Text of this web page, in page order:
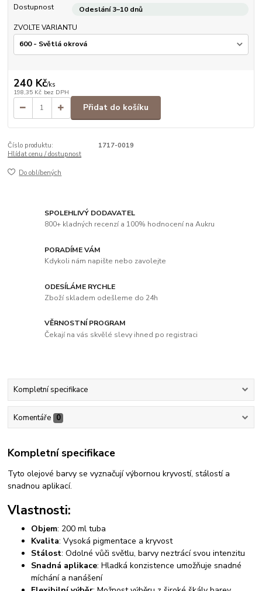
Dostupnost
Odeslání 3–10 dnů
ZVOLTE VARIANTU
240 Kč/ks
198,35 Kč bez DPH
Přidat do košíku
Číslo produktu:
1717-0019
Hlídat cenu / dostupnost
Do oblíbených
SPOLEHLIVÝ DODAVATEL
800+ kladných recenzí a 100% hodnocení na Aukru
PORADÍME VÁM
Kdykoli nám napište nebo zavolejte
ODESÍLÁME RYCHLE
Zboží skladem odešleme do 24h
VĚRNOSTNÍ PROGRAM
Čekají na vás skvělé slevy ihned po registraci
Kompletní specifikace
Komentáře 0
Kompletní specifikace
Tyto olejové barvy se vyznačují výbornou kryvostí, stálostí a
snadnou aplikací.
Vlastnosti:
Objem: 200 ml tuba
Kvalita: Vysoká pigmentace a kryvost
Stálost: Odolné vůči světlu, barvy neztrácí svou intenzitu
Snadná aplikace: Hladká konzistence umožňuje snadné
míchání a nanášení